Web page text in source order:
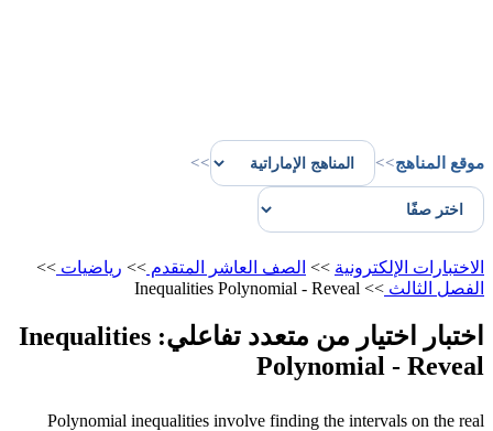
موقع المناهج>>
>>
الاختبارات الإلكترونية >> الصف العاشر المتقدم >> رياضيات >>
الفصل الثالث >>
Inequalities Polynomial - Reveal
اختبار اختيار من متعدد تفاعلي: Inequalities
Polynomial - Reveal
Polynomial inequalities involve finding the intervals on the real